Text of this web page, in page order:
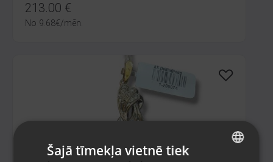
213.00 €
No 9.68€/mēn.
Šajā tīmekļa vietnē tiek